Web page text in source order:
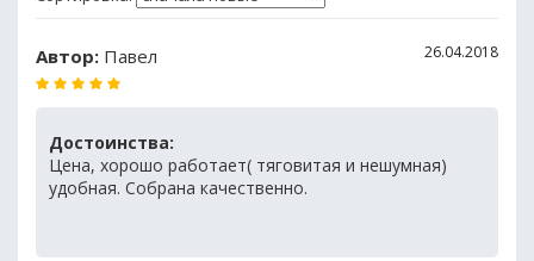
Автор: Павел 26.04.2018
Достоинства:
Цена, хорошо работает( тяговитая и нешумная)
удобная. Собрана качественно.